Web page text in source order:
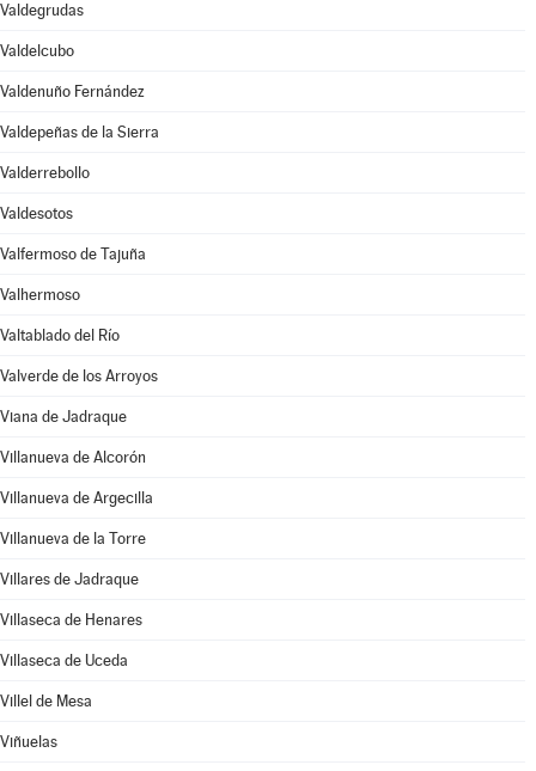
Valdegrudas
Valdelcubo
Valdenuño Fernández
Valdepeñas de la Sierra
Valderrebollo
Valdesotos
Valfermoso de Tajuña
Valhermoso
Valtablado del Río
Valverde de los Arroyos
Viana de Jadraque
Villanueva de Alcorón
Villanueva de Argecilla
Villanueva de la Torre
Villares de Jadraque
Villaseca de Henares
Villaseca de Uceda
Villel de Mesa
Viñuelas